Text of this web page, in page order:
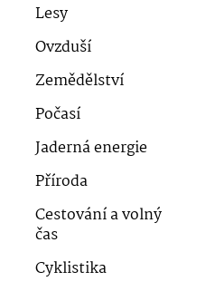
Lesy
Ovzduší
Zemědělství
Počasí
Jaderná energie
Příroda
Cestování a volný
čas
Cyklistika